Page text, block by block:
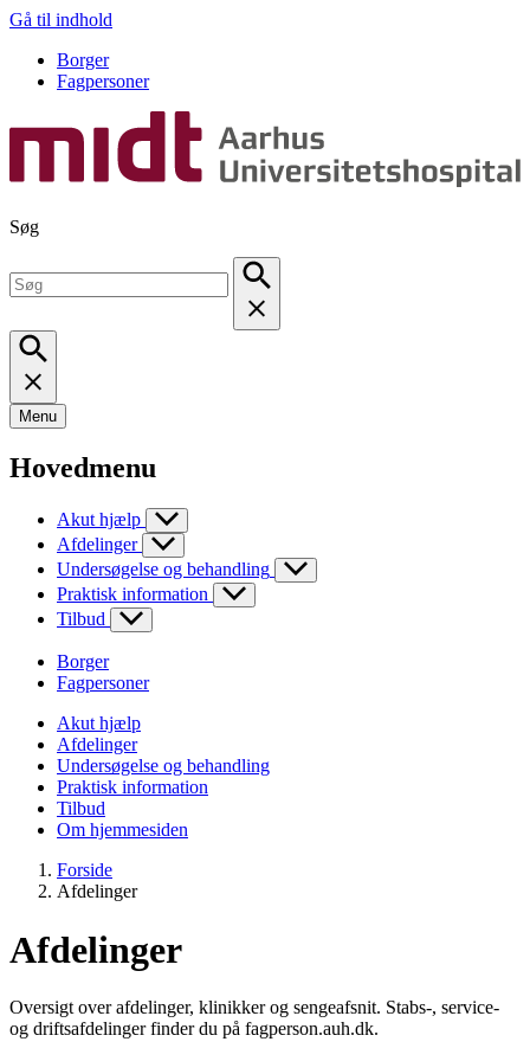
Gå til indhold
Borger
Fagpersoner
Søg
Menu
Hovedmenu
Akut hjælp
Afdelinger
Undersøgelse og behandling
Praktisk information
Tilbud
Borger
Fagpersoner
Akut hjælp
Afdelinger
Undersøgelse og behandling
Praktisk information
Tilbud
Om hjemmesiden
Forside
Afdelinger
Afdelinger
Oversigt over afdelinger, klinikker og sengeafsnit. Stabs-, service-
og driftsafdelinger finder du på fagperson.auh.dk.